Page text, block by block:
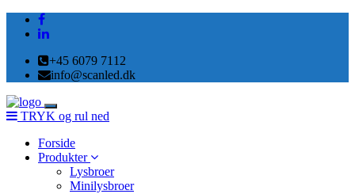
+45 6079 7112
info@scanled.dk
Toggle
navigation
TRYK og rul ned
Forside
Produkter
Lysbroer
Minilysbroer